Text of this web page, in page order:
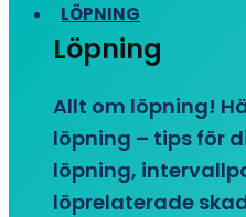
LÖPNING
Löpning
Allt om löpning!
löpning – tips för
löpning,
löprelaterade